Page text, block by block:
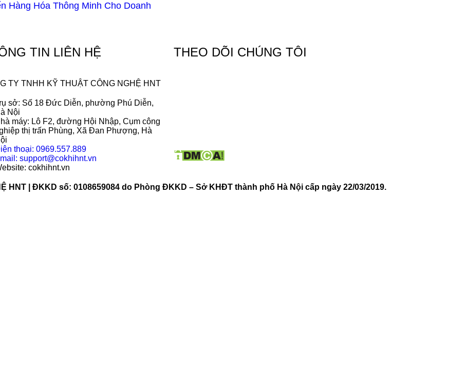
Hàng Hóa Thông Minh Cho Doanh
TIN LIÊN HỆ
TY TNHH KỸ THUẬT CÔNG NGHỆ HNT
sở: Số 18 Đức Diễn, phường Phú Diễn,
Nội
máy: Lô F2, đường Hội Nhập, Cụm công
thị trấn Phùng, Xã Đan Phượng, Hà
thoại: 0969.557.889
support@cokhihnt.vn
cokhihnt.vn
THEO DÕI CHÚNG TÔI
HNT | ĐKKD số: 0108659084 do Phòng ĐKKD – Sở KHĐT thành phố Hà Nội cấp ngày 22/03/2019.